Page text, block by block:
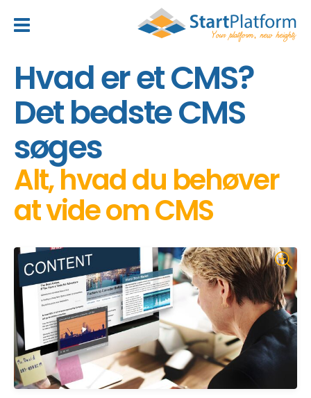
Hvad er et CMS?
Det bedste CMS
søges
Alt, hvad du behøver
at vide om CMS
header_toggle_navigation